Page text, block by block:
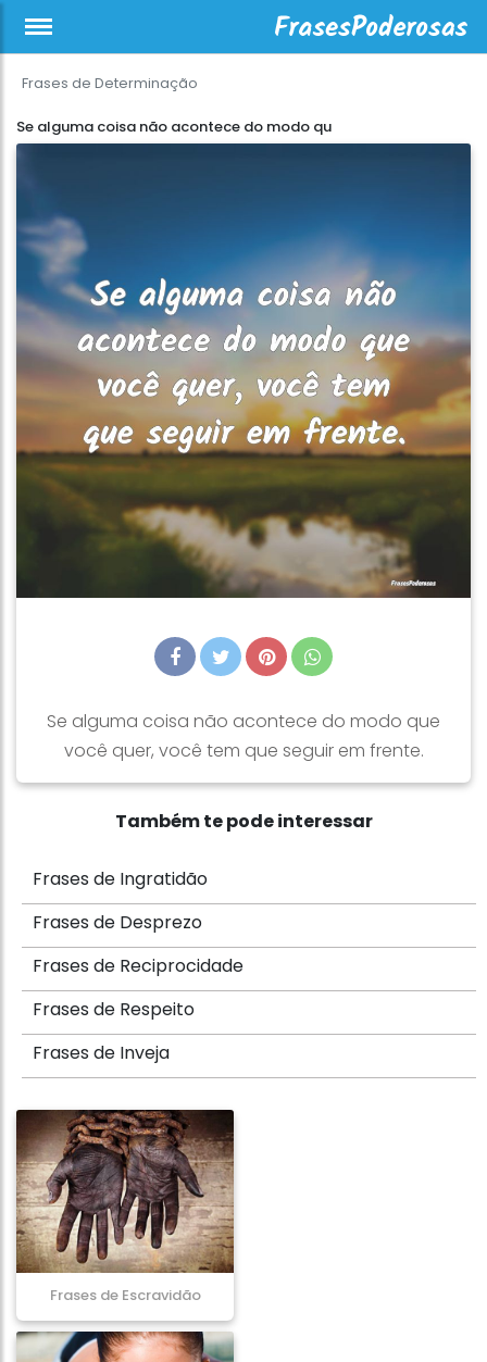
Frases de Determinação
Se alguma coisa não acontece do modo qu
Se alguma coisa não acontece do modo que
você quer, você tem que seguir em frente.
Também te pode interessar
Frases de Ingratidão
Frases de Desprezo
Frases de Reciprocidade
Frases de Respeito
Frases de Inveja
Frases de Escravidão